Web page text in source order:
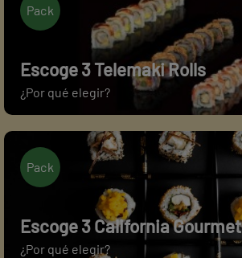
Pack
Escoge 3 Telemaki Rolls
¿Por qué elegir?
Pack
Escoge 3 California Gourmet
¿Por qué elegir?